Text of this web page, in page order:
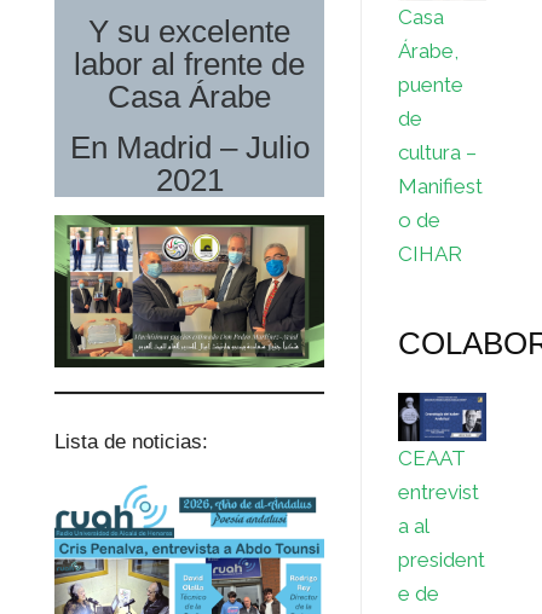
Y su excelente
labor al frente de
Casa Árabe
En Madrid – Julio
2021
Lista de noticias:
Casa
Árabe,
puente
de
cultura –
Manifiest
o de
CIHAR
CEAAT
entrevist
a al
president
e de